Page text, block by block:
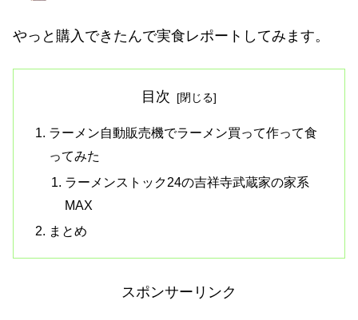
やっと購入できたんで実食レポートしてみます。
目次
ラーメン自動販売機でラーメン買って作って食
ってみた
ラーメンストック24の吉祥寺武蔵家の家系
MAX
まとめ
スポンサーリンク